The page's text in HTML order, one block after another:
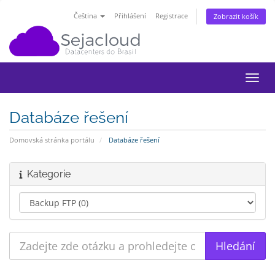
Čeština Přihlášení Registrace Zobrazit košík
Databáze řešení
Domovská stránka portálu Databáze řešení
Kategorie